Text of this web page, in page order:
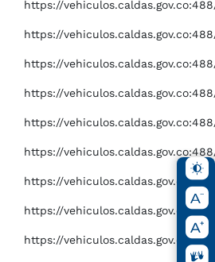
https://vehiculos.caldas.gov.co:488/
https://vehiculos.caldas.gov.co:488/
https://vehiculos.caldas.gov.co:488/
https://vehiculos.caldas.gov.co:488/
https://vehiculos.caldas.gov.co:488/
https://vehiculos.caldas.gov.co:488/
https://vehiculos.caldas.gov.co:488/
https://vehiculos.caldas.gov.co:488/
https://vehiculos.caldas.gov.co:488/